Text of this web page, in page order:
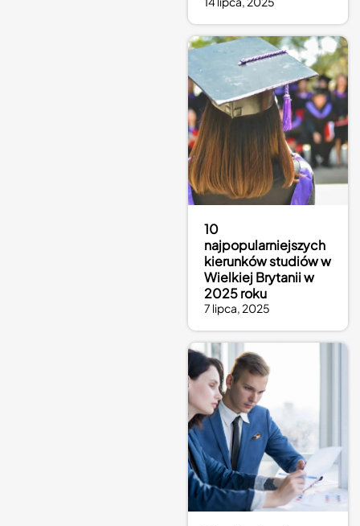
10
najpopularniejszych
kierunków studiów w
Wielkiej Brytanii w
2025 roku
7 lipca, 2025